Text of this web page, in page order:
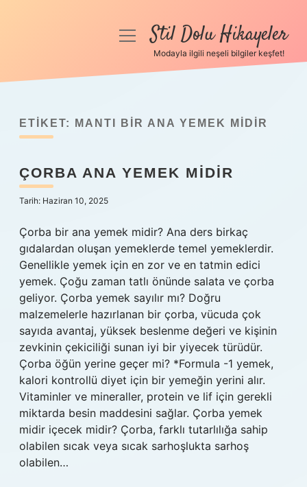
Anasayfa
Yasal Uyarı
Hakkımızda
menüyüStil Dolu Hikayeler
Modayla ilgili neşeli bilgiler keşfet!
ETIKET: MANTI BIR ANA YEMEK MIDIR
ÇORBA ANA YEMEK MIDIR
Tarih: Haziran 10, 2025
Çorba bir ana yemek midir? Ana ders birkaç
gıdalardan oluşan yemeklerde temel yemeklerdir.
Genellikle yemek için en zor ve en tatmin edici
yemek. Çoğu zaman tatlı önünde salata ve çorba
geliyor. Çorba yemek sayılır mı? Doğru
malzemelerle hazırlanan bir çorba, vücuda çok
sayıda avantaj, yüksek beslenme değeri ve kişinin
zevkinin çekiciliği sunan iyi bir yiyecek türüdür.
Çorba öğün yerine geçer mi? *Formula -1 yemek,
kalori kontrollü diyet için bir yemeğin yerini alır.
Vitaminler ve mineraller, protein ve lif için gerekli
miktarda besin maddesini sağlar. Çorba yemek
midir içecek midir? Çorba, farklı tutarlılığa sahip
olabilen sıcak veya sıcak sarhoşlukta sarhoş
olabilen…